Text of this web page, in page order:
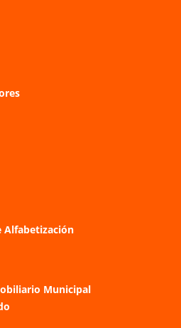
Alfabetización
Municipal